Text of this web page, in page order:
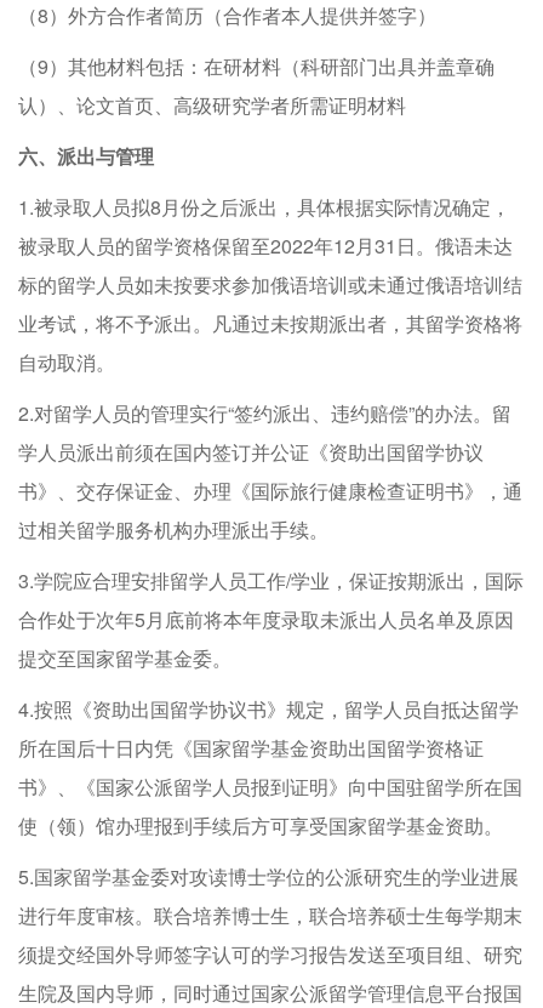
（8）外方合作者简历（合作者本人提供并签字）
（9）其他材料包括：在研材料（科研部门出具并盖章确
认）、论文首页、高级研究学者所需证明材料
六、派出与管理
1.被录取人员拟8月份之后派出，具体根据实际情况确定，
被录取人员的留学资格保留至2022年12月31日。俄语未达
标的留学人员如未按要求参加俄语培训或未通过俄语培训结
业考试，将不予派出。凡通过未按期派出者，其留学资格将
自动取消。
2.对留学人员的管理实行“签约派出、违约赔偿”的办法。留
学人员派出前须在国内签订并公证《资助出国留学协议
书》、交存保证金、办理《国际旅行健康检查证明书》，通
过相关留学服务机构办理派出手续。
3.学院应合理安排留学人员工作/学业，保证按期派出，国际
合作处于次年5月底前将本年度录取未派出人员名单及原因
提交至国家留学基金委。
4.按照《资助出国留学协议书》规定，留学人员自抵达留学
所在国后十日内凭《国家留学基金资助出国留学资格证
书》、《国家公派留学人员报到证明》向中国驻留学所在国
使（领）馆办理报到手续后方可享受国家留学基金资助。
5.国家留学基金委对攻读博士学位的公派研究生的学业进展
进行年度审核。联合培养博士生，联合培养硕士生每学期末
须提交经国外导师签字认可的学习报告发送至项目组、研究
生院及国内导师，同时通过国家公派留学管理信息平台报国